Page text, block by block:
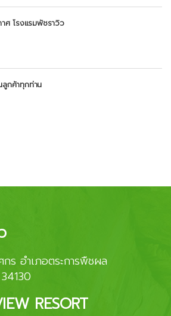
ศ โรงแรมพัชราวิว
กค้าทุกท่าน
ร อำเภอตระการพืชผล
RESORT